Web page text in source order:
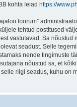
kohta leiad https://
foorum”
tehtud postitused
vastutavad. Sa
seadust. Selle
nende tingimuste
nõustud sa, et
riigi seadus, kuhu on